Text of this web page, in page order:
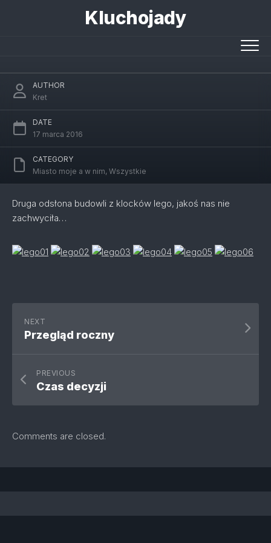
Kluchojady
AUTHOR
Kret
DATE
17 marca 2016
CATEGORY
Miasto moje a w nim, Wszystkie
Druga odsłona budowli z klocków lego, jakoś nas nie
zachwyciła…
NEXT
Przegląd roczny
PREVIOUS
Czas decyzji
Comments are closed.